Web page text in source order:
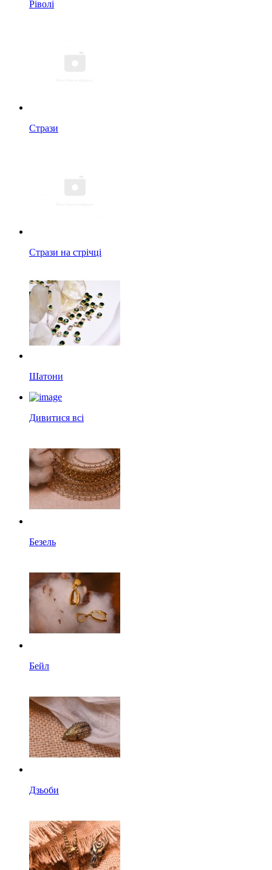
Ріволі
Стрази
Стрази на стрічці
Шатони
Дивитися всі
Безель
Бейл
Дзьоби